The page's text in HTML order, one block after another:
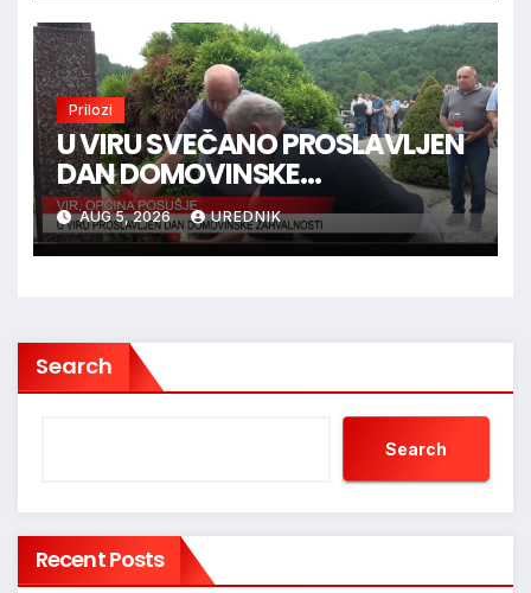
Prilozi
U VIRU SVEČANO PROSLAVLJEN
DAN DOMOVINSKE
ZAHVALNOSTI
AUG 5, 2026 UREDNIK
Search
Search
Recent Posts